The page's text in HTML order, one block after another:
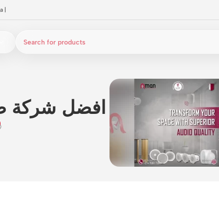
افضل شركة